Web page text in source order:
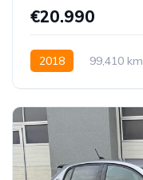
€20.990
2018 99,410 km